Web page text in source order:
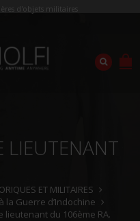
d'objets militaires
ET MILITAIRES
la Guerre d’Indochine
lieutenant du 106ème RA.